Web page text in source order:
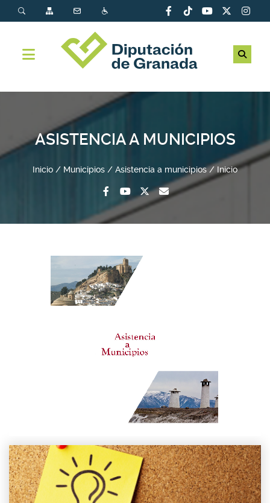
ASISTENCIA A MUNICIPIOS
Inicio Municipios Asistencia a municipios Inicio